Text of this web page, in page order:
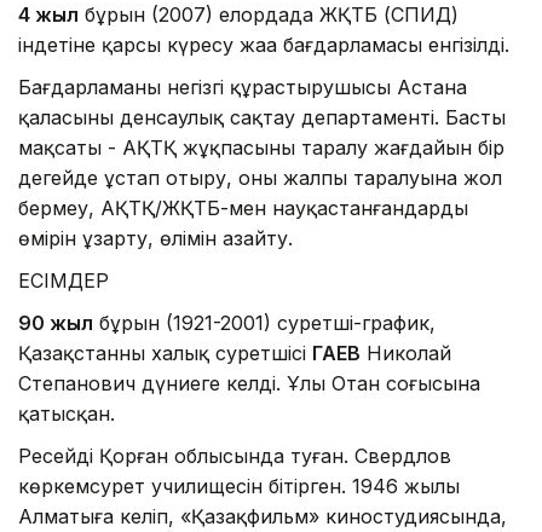
4 жыл бұрын (2007) елордада ЖҚТБ (СПИД)
індетіне қарсы күресу жаңа бағдарламасы енгізілді.
Бағдарламаның негізгі құрастырушысы Астана
қаласының денсаулық сақтау департаменті. Басты
мақсаты - АҚТҚ жұқпасының таралу жағдайын бір
деңгейде ұстап отыру, оның жалпы таралуына жол
бермеу, АҚТҚ/ЖҚТБ-мен науқастанғандардың
өмірін ұзарту, өлімін азайту.
ЕСІМДЕР
90 жыл бұрын (1921-2001) суретші-график,
Қазақстанның халық суретшісі ГАЕВ Николай
Степанович дүниеге келді. Ұлы Отан соғысына
қатысқан.
Ресейдің Қорған облысында туған. Свердлов
көркемсурет училищесін бітірген. 1946 жылы
Алматыға келіп, «Қазақфильм» киностудиясында,